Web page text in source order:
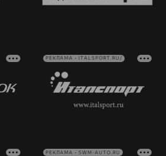
РЕКЛАМА • ITALSPORT.RU/
РЕКЛАМА • SWM-AUTO.RU